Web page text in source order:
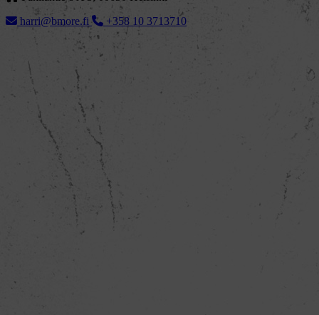
harri@bmore.fi
+358 10 3713710